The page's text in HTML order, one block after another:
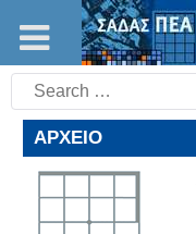
Search
for:
ΑΡΧΕΊΟ